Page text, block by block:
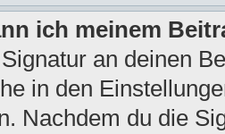
ich meinem
an deinen
in den
Nachdem du die